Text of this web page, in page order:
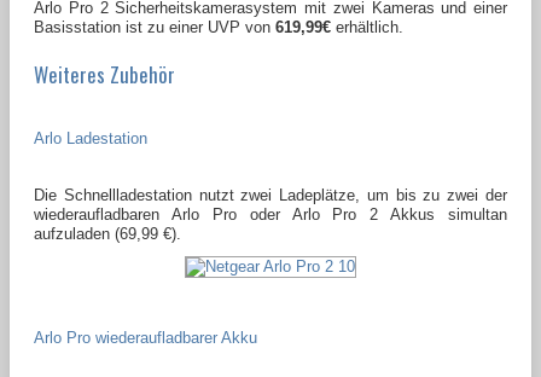
Arlo Pro 2 Sicherheitskamerasystem mit zwei Kameras und einer
Basisstation ist zu einer UVP von 619,99€ erhältlich.
Weiteres Zubehör
Arlo Ladestation
Die Schnellladestation nutzt zwei Ladeplätze, um bis zu zwei der
wiederaufladbaren Arlo Pro oder Arlo Pro 2 Akkus simultan
aufzuladen (69,99 €).
Arlo Pro wiederaufladbarer Akku